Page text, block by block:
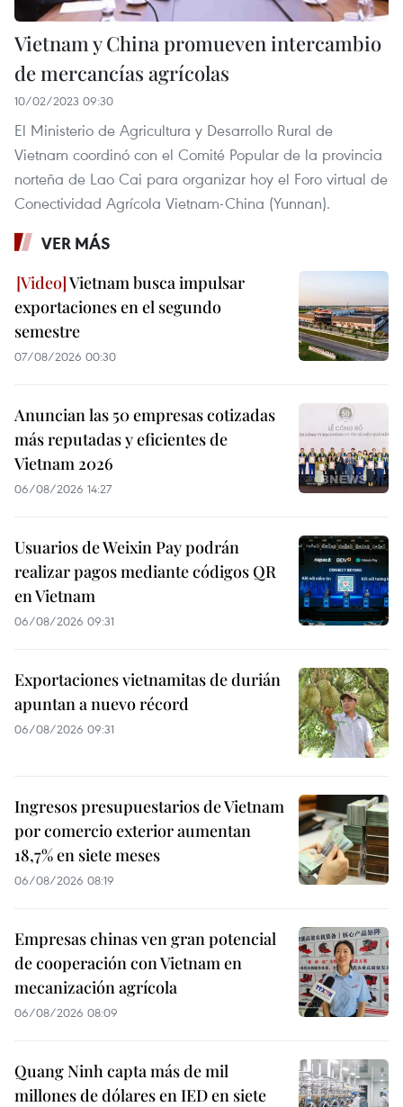
Vietnam y China promueven intercambio
de mercancías agrícolas
10/02/2023 09:30
El Ministerio de Agricultura y Desarrollo Rural de
Vietnam coordinó con el Comité Popular de la provincia
norteña de Lao Cai para organizar hoy el Foro virtual de
Conectividad Agrícola Vietnam-China (Yunnan).
VER MÁS
Vietnam busca impulsar
exportaciones en el segundo
semestre
07/08/2026 00:30
Anuncian las 50 empresas cotizadas
más reputadas y eficientes de
Vietnam 2026
06/08/2026 14:27
Usuarios de Weixin Pay podrán
realizar pagos mediante códigos QR
en Vietnam
06/08/2026 09:31
Exportaciones vietnamitas de durián
apuntan a nuevo récord
06/08/2026 09:31
Ingresos presupuestarios de Vietnam
por comercio exterior aumentan
18,7% en siete meses
06/08/2026 08:19
Empresas chinas ven gran potencial
de cooperación con Vietnam en
mecanización agrícola
06/08/2026 08:09
Quang Ninh capta más de mil
millones de dólares en IED en siete